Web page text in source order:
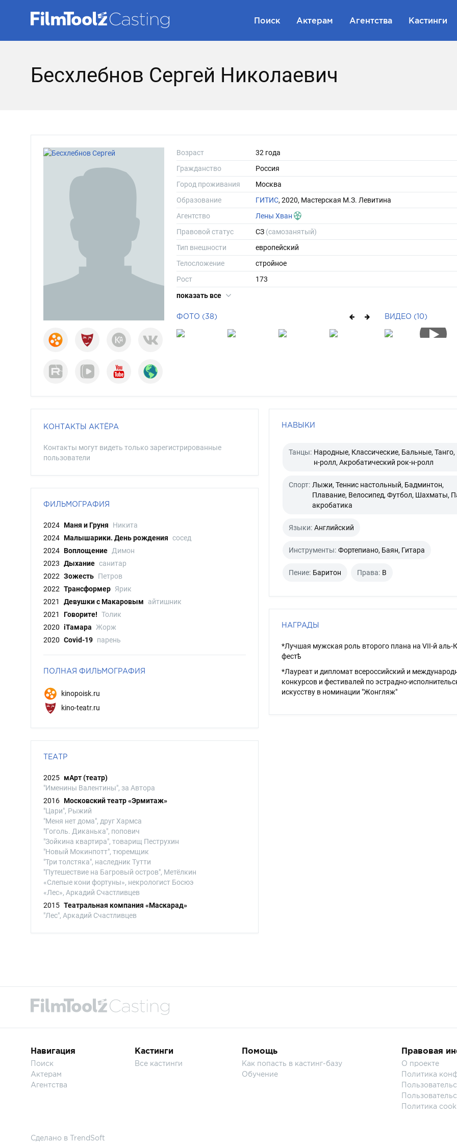
Поиск Актерам Агентства Кастинги
Бесхлебнов Сергей Николаевич
Возраст
32 года
Гражданство
Россия
Город проживания
Москва
Образование
ГИТИС, 2020, Мастерская М.З. Левитина
Агентство
Лены Хван
Правовой статус
СЗ (самозанятый)
Тип внешности
европейский
Телосложение
стройное
Рост
173
Вес
показать все
ФОТО (38) ВИДЕО (10)
КОНТАКТЫ АКТЁРА
Контакты могут видеть только зарегистрированные
пользователи
ФИЛЬМОГРАФИЯ
2024 Маня и Груня
Никита
2024 Малышарики. День рождения сосед
2024 Воплощение Димон
2023 Дыхание санитар
2022 Зожесть Петров
2022 Трансформер Ярик
2021
Девушки с Макаровым
айтишник
2021
Говорите! Толик
2020 iТамара
Жорж
2020 Covid-19 парень
ПОЛНАЯ ФИЛЬМОГРАФИЯ
kinopoisk.ru
kino-teatr.ru
ТЕАТР
2025 мАрт (театр)
"Именины Валентины", за Автора
2016 Московский театр «Эрмитаж»
"Цари", Рыжий
"Меня нет дома", друг Хармса
"Гоголь. Диканька", попович
"Зойкина квартира", товарищ Пеструхин
"Новый Мокинпотт", тюремщик
"Три толстяка", наследник Тутти
"Путешествие на Багровый остров", Метёлкин
«Слепые кони фортуны», некрологист Босюэ
«Лес», Аркадий Счастливцев
2015 Театральная компания «Маскарад»
"Лес", Аркадий Счастливцев
НАВЫКИ
Танцы: Народные, Классические, Бальные, Танго,
н-ролл, Акробатический рок-н-ролл
Спорт: Лыжи, Теннис настольный, Бадминтон,
Плавание, Велосипед, Футбол, Шахматы,
акробатика
Языки: Английский
Инструменты: Фортепиано, Баян, Гитара
Пение: Баритон Права: B
НАГРАДЫ
*Лучшая мужская роль второго плана на VII-й аль-
фестѣ
*Лауреат и дипломат всероссийский и
конкурсов и фестивалей по эстрадно-
искусству в номинации "Жонгляж"
Навигация
Поиск
Актерам
Агентства
Кастинги
Все кастинги
Помощь
Как попасть в кастинг-базу
Обучение
Правовая
О проекте
Политика
Политика
Сделано в TrendSoft